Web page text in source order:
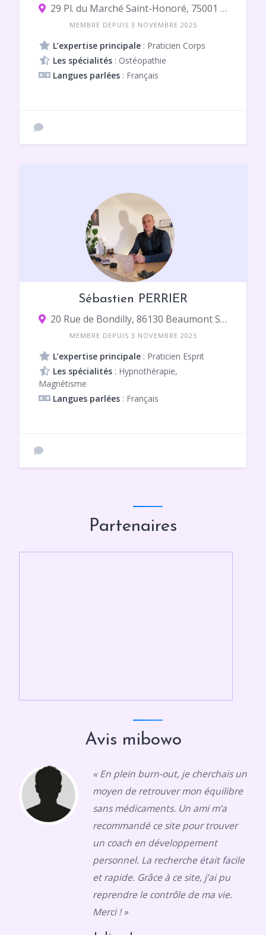
29 Pl. du Marché Saint-Honoré, 75001 Paris
MEMBRE DEPUIS 3 NOVEMBRE 2025
L’expertise principale : Praticien Corps
Les spécialités : Ostéopathie
Langues parlées : Français
Sébastien PERRIER
20 Rue de Bondilly, 86130 Beaumont Saint-Cyr
MEMBRE DEPUIS 3 NOVEMBRE 2025
L’expertise principale : Praticien Esprit
Les spécialités : Hypnothérapie,
Magnétisme
Langues parlées : Français
Partenaires
Avis mibowo
« En plein burn-out, je cherchais un
moyen de retrouver mon équilibre
sans médicaments. Un ami m’a
recommandé ce site pour trouver
un coach en développement
personnel. La recherche était facile
et rapide. Grâce à ce site, j’ai pu
reprendre le contrôle de ma vie.
Merci ! »